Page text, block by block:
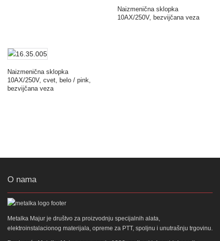
Naizmenična sklopka
10AX/250V, bezvijčana veza
Naizmenična sklopka
10AX/250V, cvet, belo / pink,
bezvijčana veza
O nama
Metalka Majur je društvo za proizvodnju specijalnih alata,
elektroinstalacionog materijala, opreme za PTT, spoljnu i unutrašnju trgovinu.